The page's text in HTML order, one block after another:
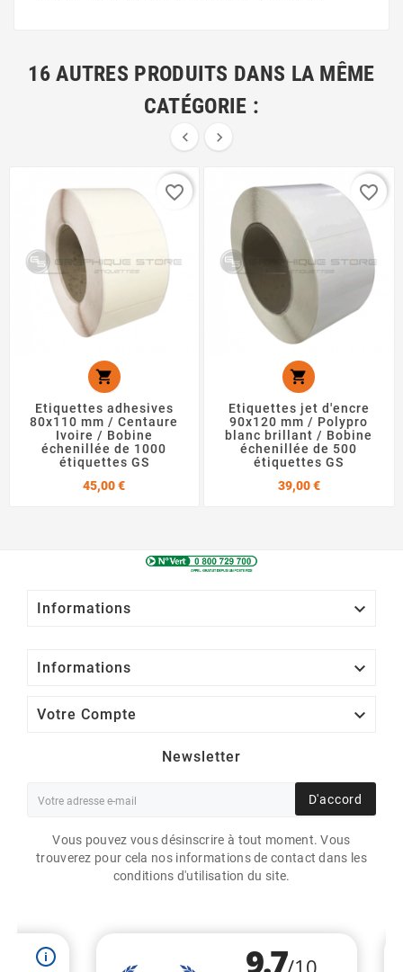
16 AUTRES PRODUITS DANS LA MÊME
CATÉGORIE :
 

Etiquettes adhesives
80x110 mm / Centaure
Ivoire / Bobine
échenillée de 1000
étiquettes GS
45,00 €Prix
favorite_border

Etiquettes jet d'encre
90x120 mm / Polypro
blanc brillant / Bobine
échenillée de 500
étiquettes GS
39,00 €Prix
favorite_border
Informations 
Informations 
Votre Compte 
Newsletter
D'accord
Vous pouvez vous désinscrire à tout moment. Vous
trouverez pour cela nos informations de contact dans les
conditions d'utilisation du site.